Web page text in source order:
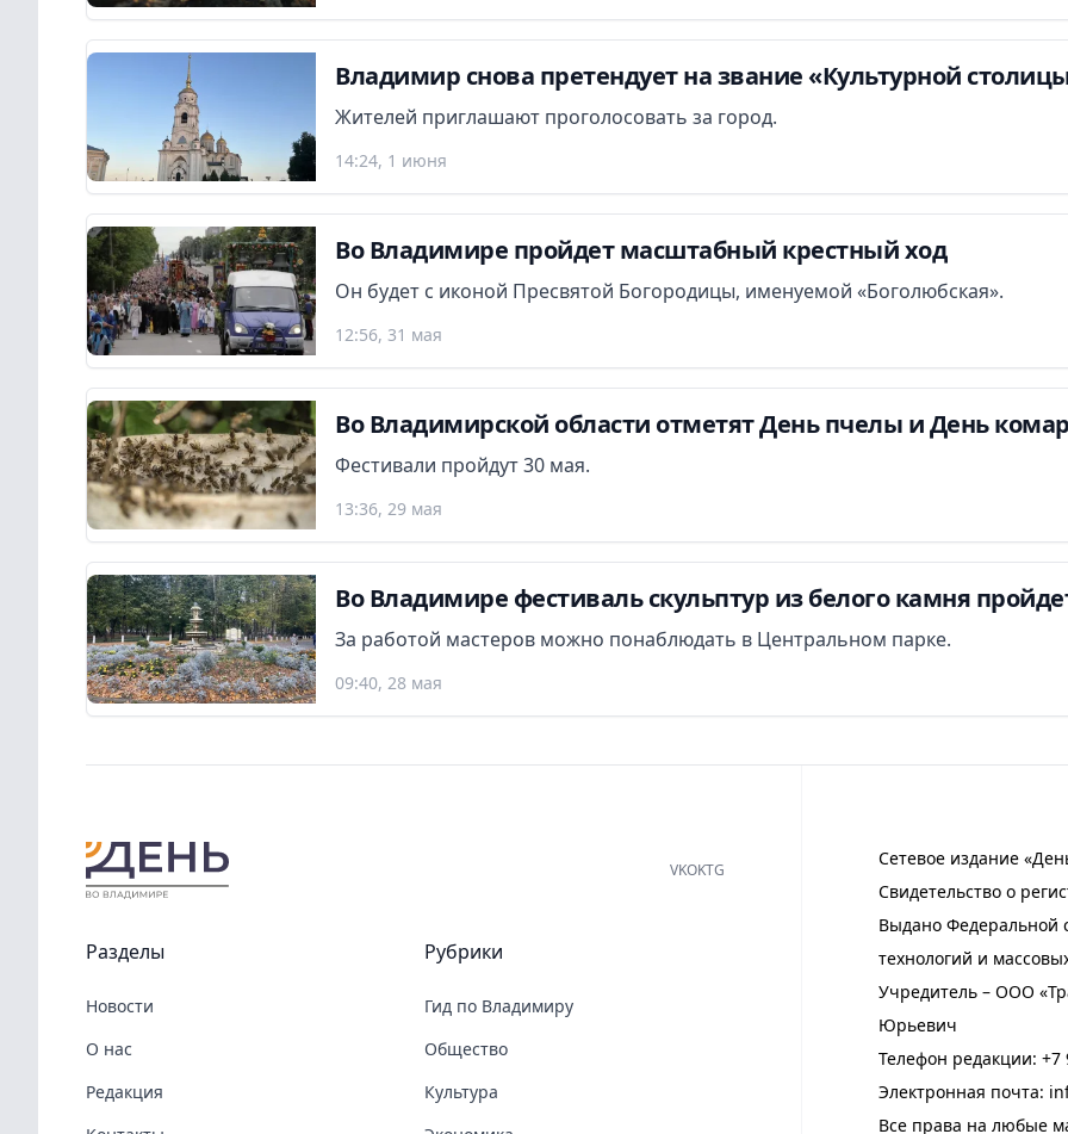
Владимир снова претендует на звание «Культурной
Жителей приглашают проголосовать за город.
14:24, 1 июня
Во Владимире пройдет масштабный крестный ход
Он будет с иконой Пресвятой Богородицы, именуемой «Боголюбская».
12:56, 31 мая
Во Владимирской области отметят День пчелы и День
Фестивали пройдут 30 мая.
13:36, 29 мая
Во Владимире фестиваль скульптур из белого камня
За работой мастеров можно понаблюдать в Центральном парке.
09:40, 28 мая
Сетевое издание
Свидетельство о
Выдано Федеральной
технологий и
Учредитель – ООО
Юрьевич
Телефон редакции: +7
Электронная почта:
Все права на любые
VKOKTG
Разделы
Новости
О нас
Редакция
Рубрики
Гид по Владимиру
Общество
Культура